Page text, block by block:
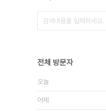
전체 방문자
오늘
어제